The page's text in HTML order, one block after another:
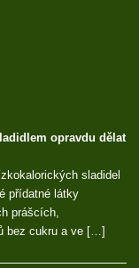
opravdu dělat
sladidel
přídatné látky
prášcích,
bez cukru a ve […]